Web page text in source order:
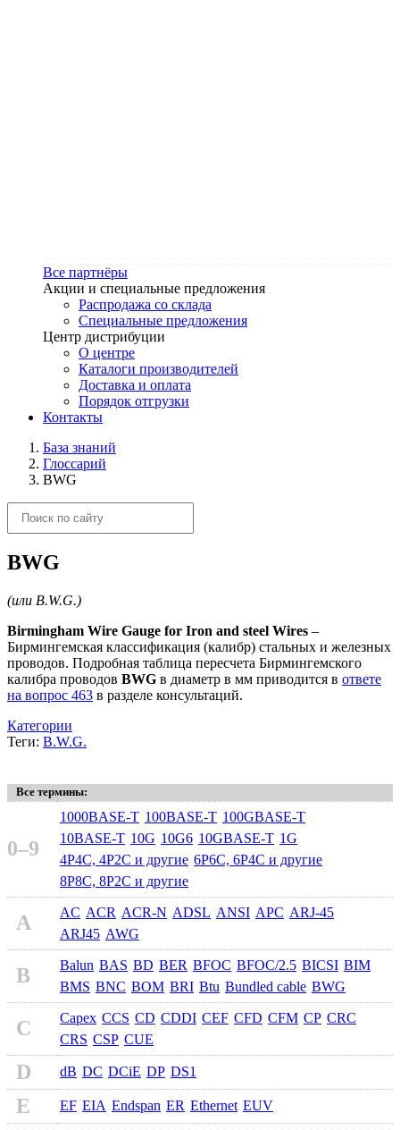
Все партнёры
Акции и специальные предложения
Распродажа со склада
Специальные предложения
Центр дистрибуции
О центре
Каталоги производителей
Доставка и оплата
Порядок отгрузки
Контакты
База знаний
Глоссарий
BWG
BWG
(или B.W.G.)
Birmingham Wire Gauge for Iron and steel Wires –
Бирмингемская классификация (калибр) стальных и железных
проводов. Подробная таблица пересчета Бирмингемского
калибра проводов BWG в диаметр в мм приводится в ответе
на вопрос 463 в разделе консультаций.
Категории
Теги: B.W.G.
Все термины:
0–9
1000BASE-T 100BASE-T 100GBASE-T
10BASE-T 10G 10G6 10GBASE-T 1G
4P4C, 4P2C и другие 6P6C, 6P4C и другие
8P8C, 8P2C и другие
A AC ACR ACR-N ADSL ANSI APC ARJ-45
ARJ45 AWG
B Balun BAS BD BER BFOC BFOC/2.5 BICSI BIM
BMS BNC BOM BRI Btu Bundled cable BWG
C Capex CCS CD CDDI CEF CFD CFM CP CRC
CRS CSP CUE
D dB DC DCiE DP DS1
E EF EIA Endspan ER Ethernet EUV